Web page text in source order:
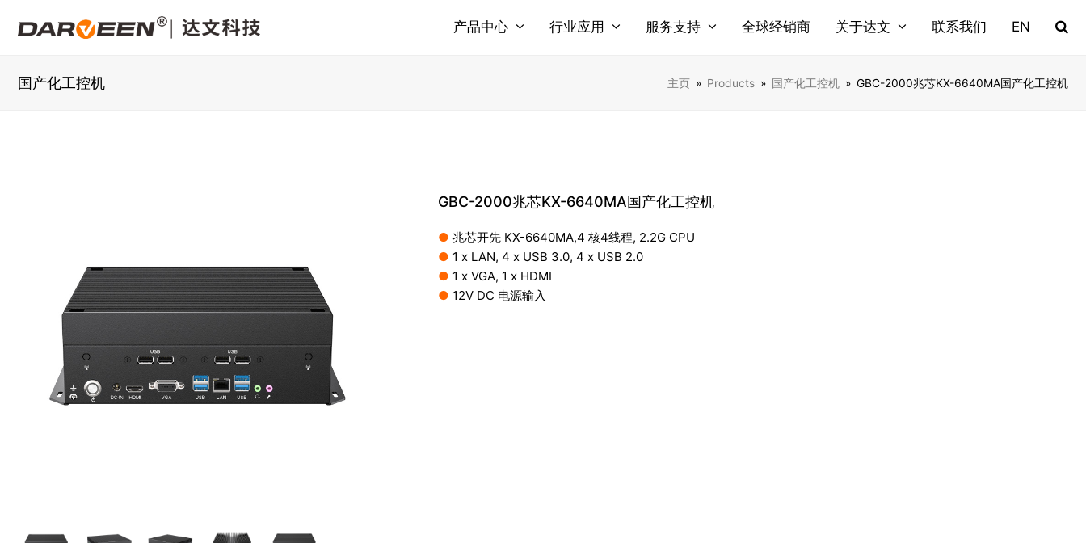
产品中心 行业应用 服务支持 全球经销商 关于达文 联系我们 EN
国产化工控机 主页 » Products » 国产化工控机 » GBC-2000兆芯KX-6640MA国产化工控机
GBC-2000兆芯KX-6640MA国产化工控机
● 兆芯开先 KX-6640MA,4 核4线程, 2.2G CPU
● 1 x LAN, 4 x USB 3.0, 4 x USB 2.0
● 1 x VGA, 1 x HDMI
● 12V DC 电源输入